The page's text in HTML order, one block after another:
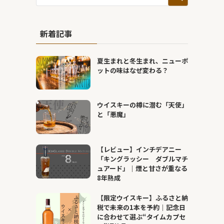
新着記事
夏生まれと冬生まれ、ニューポ
ットの味はなぜ変わる？
ウイスキーの樽に潜む「天使」
と「悪魔」
【レビュー】インチデアニー
「キングラッシー ダブルマチ
ュアード」｜煙と甘さが重なる
8年熟成
【限定ウイスキー】ふるさと納
税で未来の1本を予約｜記念日
に合わせて選ぶ“タイムカプセ